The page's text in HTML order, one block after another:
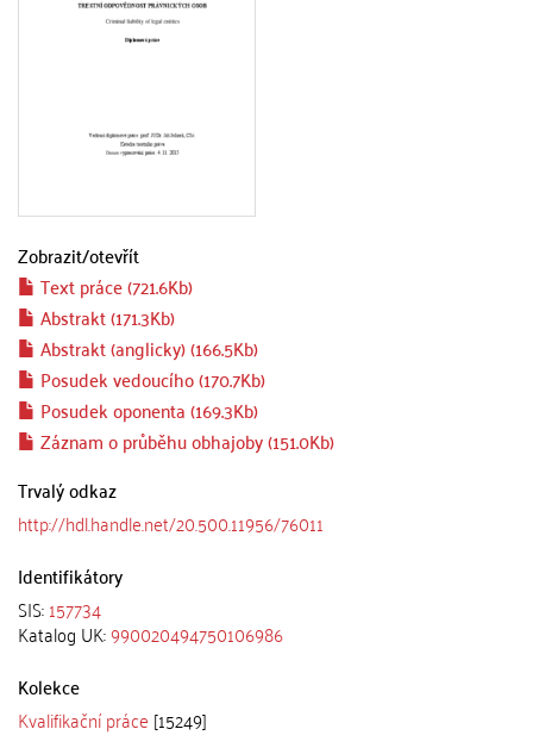
Zobrazit/otevřít
Text práce (721.6Kb)
Abstrakt (171.3Kb)
Abstrakt (anglicky) (166.5Kb)
Posudek vedoucího (170.7Kb)
Posudek oponenta (169.3Kb)
Záznam o průběhu obhajoby (151.0Kb)
Trvalý odkaz
http://hdl.handle.net/20.500.11956/76011
Identifikátory
SIS:157734
Katalog UK:990020494750106986
Kolekce
Kvalifikační práce [15249]